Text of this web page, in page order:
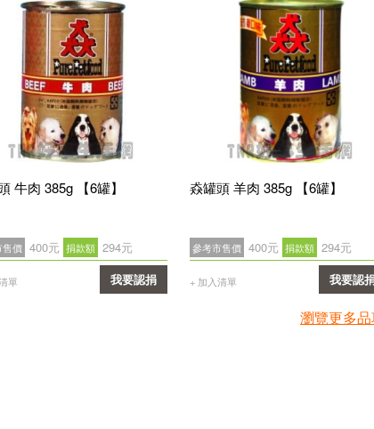
牛肉 385g 【6罐】
售價 400元 捐款額 294元
單 我要認捐
猋罐頭 羊肉 385g 【6罐】
參考市售價 400元 捐款額 294元
+ 加入清單 我要認
確認
瀏覽更多品